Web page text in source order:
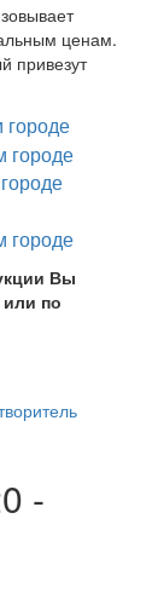
ценам.
привезут
Вы
по
-